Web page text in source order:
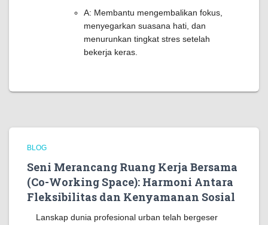
A: Membantu mengembalikan fokus,
menyegarkan suasana hati, dan
menurunkan tingkat stres setelah
bekerja keras.
BLOG
Seni Merancang Ruang Kerja Bersama
(Co-Working Space): Harmoni Antara
Fleksibilitas dan Kenyamanan Sosial
Lanskap dunia profesional urban telah bergeser